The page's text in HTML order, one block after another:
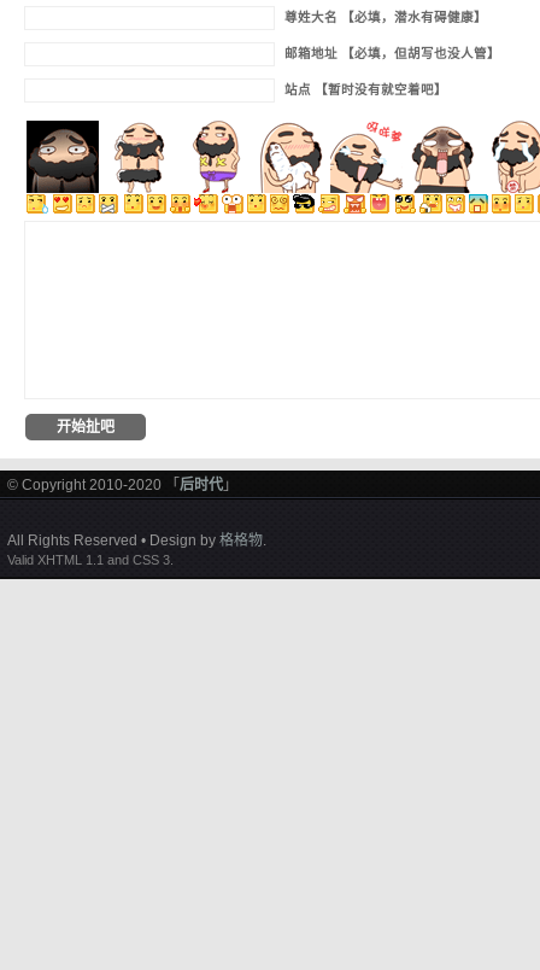
尊姓大名 【必填，潜水有碍健康】
邮箱地址 【必填，但胡写也没人管】
站点 【暂时没有就空着吧】
© Copyright 2010-2020 「 后时代 」
All Rights Reserved • Design by 格格物.
Valid XHTML 1.1 and CSS 3.